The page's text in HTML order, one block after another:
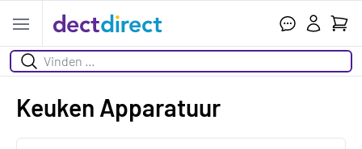
Open menu
Zoeken
Keuken Apparatuur